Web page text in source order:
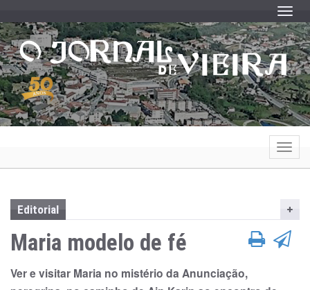
Editorial
Maria modelo de fé
Ver e visitar Maria no mistério da Anunciação,